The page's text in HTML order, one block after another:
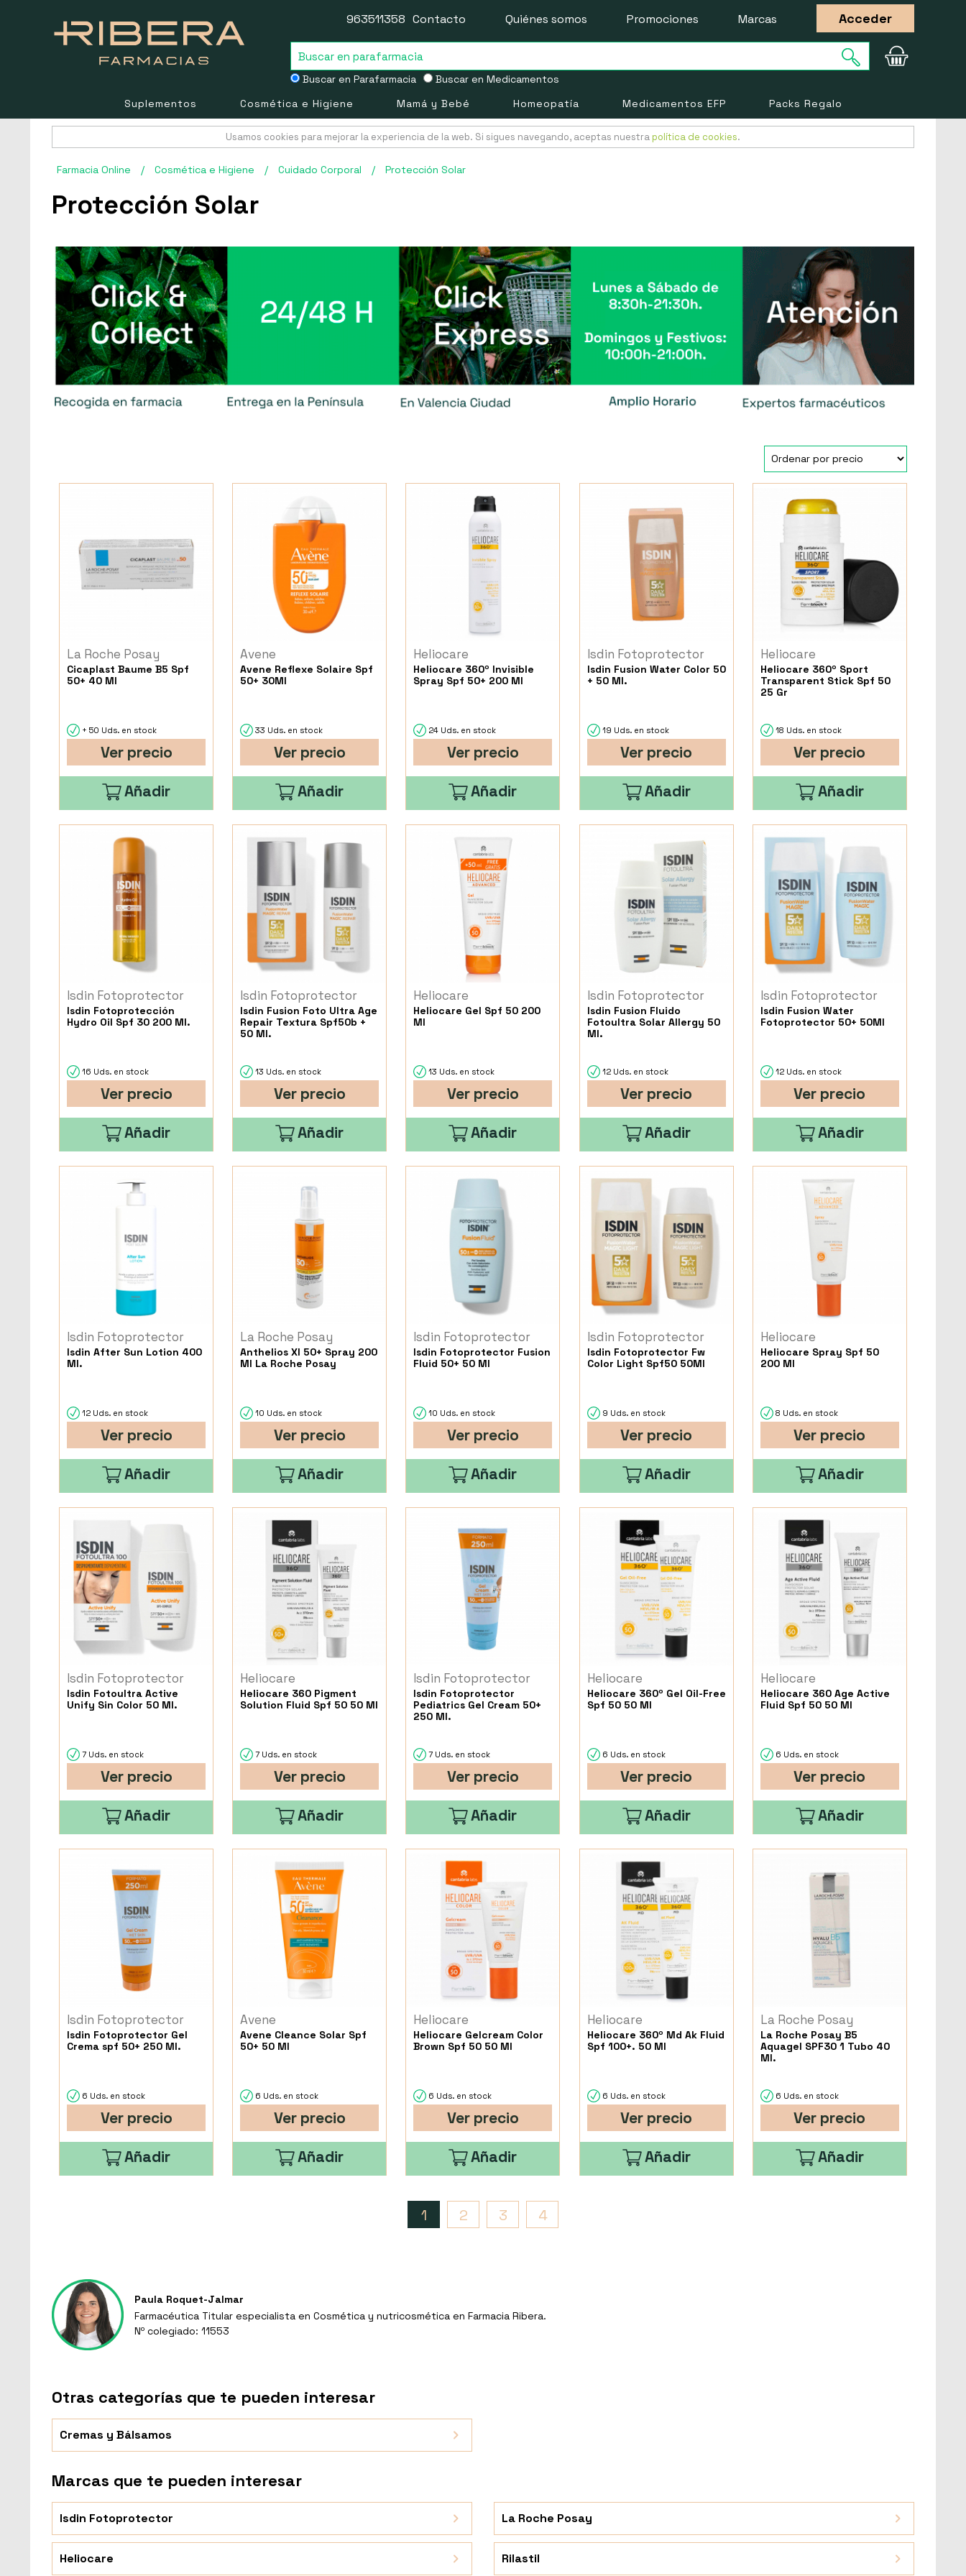
Buscar en Parafarmacia Buscar en Medicamentos
963511358 Contacto Quiénes somos Promociones Marcas Acceder
Suplementos Cosmética e Higiene Mamá y Bebé Homeopatía Medicamentos EFP Packs Regalo
Usamos cookies para mejorar la experiencia de la web. Si sigues navegando, aceptas nuestra política de cookies.
Farmacia Online / Cosmética e Higiene / Cuidado Corporal / Protección Solar
Protección Solar
La Roche Posay
Cicaplast Baume B5 Spf
50+ 40 Ml
+ 50 Uds. en stock
Ver precio
Añadir
Avene
Avene Reflexe Solaire Spf
50+ 30Ml
33 Uds. en stock
Ver precio
Añadir
Heliocare
Heliocare 360º Invisible
Spray Spf 50+ 200 Ml
24 Uds. en stock
Ver precio
Añadir
Isdin Fotoprotector
Isdin Fusion Water Color 50
+ 50 Ml.
19 Uds. en stock
Ver precio
Añadir
Heliocare
Heliocare 360º Sport
Transparent Stick Spf 50
25 Gr
18 Uds. en stock
Ver precio
Añadir
Isdin Fotoprotector
Isdin Fotoprotección
Hydro Oil Spf 30 200 Ml.
16 Uds. en stock
Ver precio
Añadir
Isdin Fotoprotector
Isdin Fusion Foto Ultra Age
Repair Textura Spf50b +
50 Ml.
13 Uds. en stock
Ver precio
Añadir
Heliocare
Heliocare Gel Spf 50 200
Ml
13 Uds. en stock
Ver precio
Añadir
Isdin Fotoprotector
Isdin Fusion Fluido
Fotoultra Solar Allergy 50
Ml.
12 Uds. en stock
Ver precio
Añadir
Isdin Fotoprotector
Isdin Fusion Water
Fotoprotector 50+ 50Ml
12 Uds. en stock
Ver precio
Añadir
Isdin Fotoprotector
Isdin After Sun Lotion 400
Ml.
12 Uds. en stock
Ver precio
Añadir
La Roche Posay
Anthelios Xl 50+ Spray 200
Ml La Roche Posay
10 Uds. en stock
Ver precio
Añadir
Isdin Fotoprotector
Isdin Fotoprotector Fusion
Fluid 50+ 50 Ml
10 Uds. en stock
Ver precio
Añadir
Isdin Fotoprotector
Isdin Fotoprotector Fw
Color Light Spf50 50Ml
9 Uds. en stock
Ver precio
Añadir
Heliocare
Heliocare Spray Spf 50
200 Ml
8 Uds. en stock
Ver precio
Añadir
Isdin Fotoprotector
Isdin Fotoultra Active
Unify Sin Color 50 Ml.
7 Uds. en stock
Ver precio
Añadir
Heliocare
Heliocare 360 Pigment
Solution Fluid Spf 50 50 Ml
7 Uds. en stock
Ver precio
Añadir
Isdin Fotoprotector
Isdin Fotoprotector
Pediatrics Gel Cream 50+
250 Ml.
7 Uds. en stock
Ver precio
Añadir
Heliocare
Heliocare 360º Gel Oil-Free
Spf 50 50 Ml
6 Uds. en stock
Ver precio
Añadir
Heliocare
Heliocare 360 Age Active
Fluid Spf 50 50 Ml
6 Uds. en stock
Ver precio
Añadir
Isdin Fotoprotector
Isdin Fotoprotector Gel
Crema spf 50+ 250 Ml.
6 Uds. en stock
Ver precio
Añadir
Avene
Avene Cleance Solar Spf
50+ 50 Ml
6 Uds. en stock
Ver precio
Añadir
Heliocare
Heliocare Gelcream Color
Brown Spf 50 50 Ml
6 Uds. en stock
Ver precio
Añadir
Heliocare
Heliocare 360º Md Ak Fluid
Spf 100+. 50 Ml
6 Uds. en stock
Ver precio
Añadir
La Roche Posay
La Roche Posay B5
Aquagel SPF30 1 Tubo 40
Ml.
6 Uds. en stock
Ver precio
Añadir
1 2 3 4
Paula Roquet-Jalmar
Farmacéutica Titular especialista en Cosmética y nutricosmética en Farmacia Ribera.
Nº colegiado: 11553
Otras categorías que te pueden interesar
Cremas y Bálsamos
Marcas que te pueden interesar
Isdin Fotoprotector La Roche Posay
Heliocare Rilastil